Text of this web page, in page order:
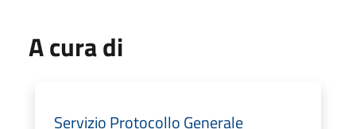
A cura di
Servizio Protocollo Generale